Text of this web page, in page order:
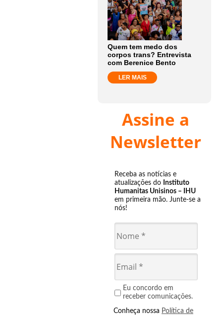
Quem tem medo dos
corpos trans? Entrevista
com Berenice Bento
LER MAIS
Assine a
Newsletter
Receba as notícias e
atualizações do Instituto
Humanitas Unisinos – IHU
em primeira mão. Junte-se a
nós!
Eu concordo em
receber comunicações.
Conheça nossa Política de